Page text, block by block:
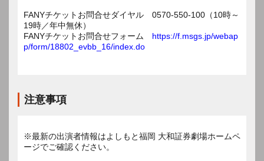
FANYチケットお問合せダイヤル 0570-550-100（10時～
19時／年中無休）
FANYチケットお問合せフォーム https://f.msgs.jp/webap
p/form/18802_evbb_16/index.do
注意事項
※最新の出演者情報はよしもと福岡 大和証券劇場ホームペ
ージでご確認ください。